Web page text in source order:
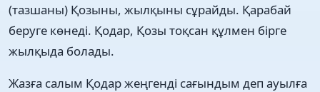
(тазшаны) Қозыны, жылқыны сұрайды. Қарабай
беруге көнеді. Қодар, Қозы тоқсан құлмен бірге
жылқыда болады.
Жазға салым Қодар жеңгенді сағындым деп ауылға